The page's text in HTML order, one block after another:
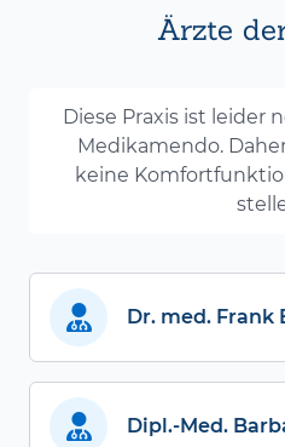
Ärzte
Diese Praxis ist leider
Medikamendo.
keine
Dr. med. Frank
Dipl.-Med.